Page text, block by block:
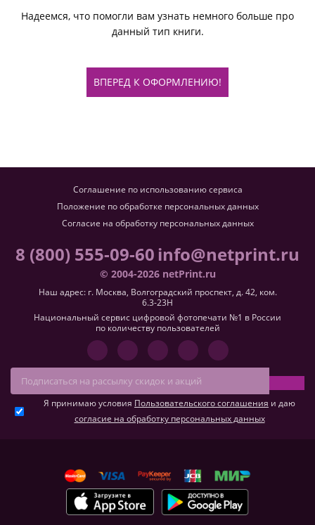
Надеемся, что помогли вам узнать немного больше про
данный тип книги.
ВПЕРЕД К ОФОРМЛЕНИЮ!
Соглашение по использованию сервиса
Положение по обработке персональных данных
Согласие на обработку персональных данных
8 (800) 555-09-60info@netprint.ru
© 2004-2026 netPrint.ru
Наш адрес: г. Москва, Волгоградский проспект, д. 42, ком.
6.3-23H
Национальный сервис цифровой фотопечати №1 в России
по количеству пользователей
Я принимаю условия Пользовательского соглашения и даю
согласие на обработку персональных данных